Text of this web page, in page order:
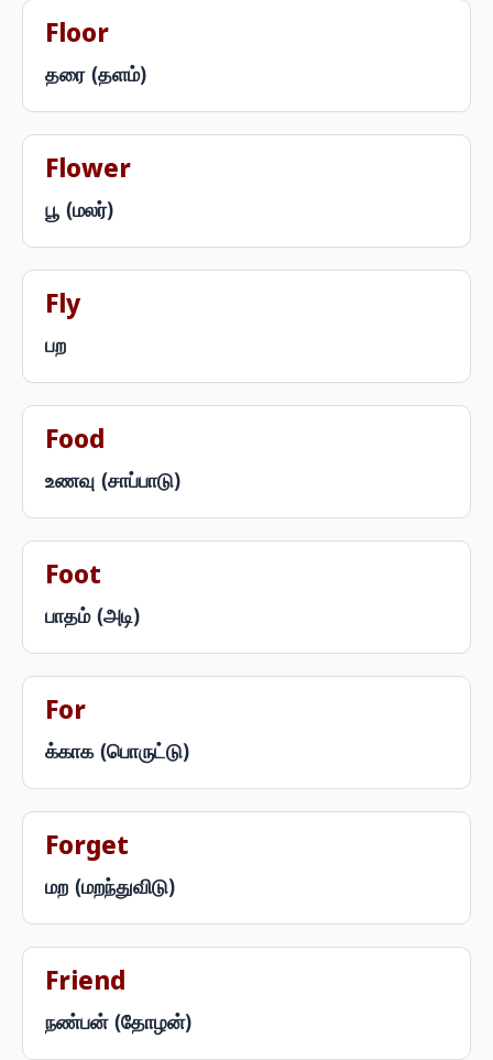
Floor
தரை (தளம்)
Flower
பூ (மலர்)
Fly
பற
Food
உணவு (சாப்பாடு)
Foot
பாதம் (அடி)
For
க்காக (பொருட்டு)
Forget
மற (மறந்துவிடு)
Friend
நண்பன் (தோழன்)